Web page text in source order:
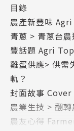
飲、益生菌等多
協助農產品跨足
廖啓成，分析農
型、加值及副產
出以本土特色作
善食品等農業生
期進行產學合作
牛樟芝已發展出
物種亦深具潛力
目錄
農產新豐味
青蔥 > 青蔥台
豐話題 Agri
雞蛋供應> 供
軌？
封面故事
農業生技 > 翻
農友心得